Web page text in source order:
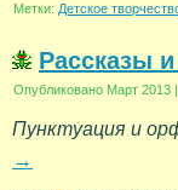
Метки: Детское
Рассказы
Опубликовано Март 2013 |
Пунктуация и
→